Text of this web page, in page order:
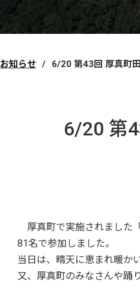
お知らせ 6/20 第43回 厚真町
6/20 第
厚真町で実施されました
81名で参加しました。
当日は、晴天に恵まれ暖か
又、厚真町のみなさんや踊